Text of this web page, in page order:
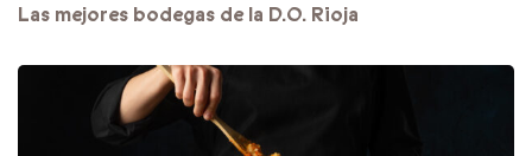
Las mejores bodegas de la D.O. Rioja